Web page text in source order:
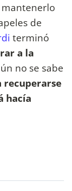
de
terminó
a la
no se sabe
hacía